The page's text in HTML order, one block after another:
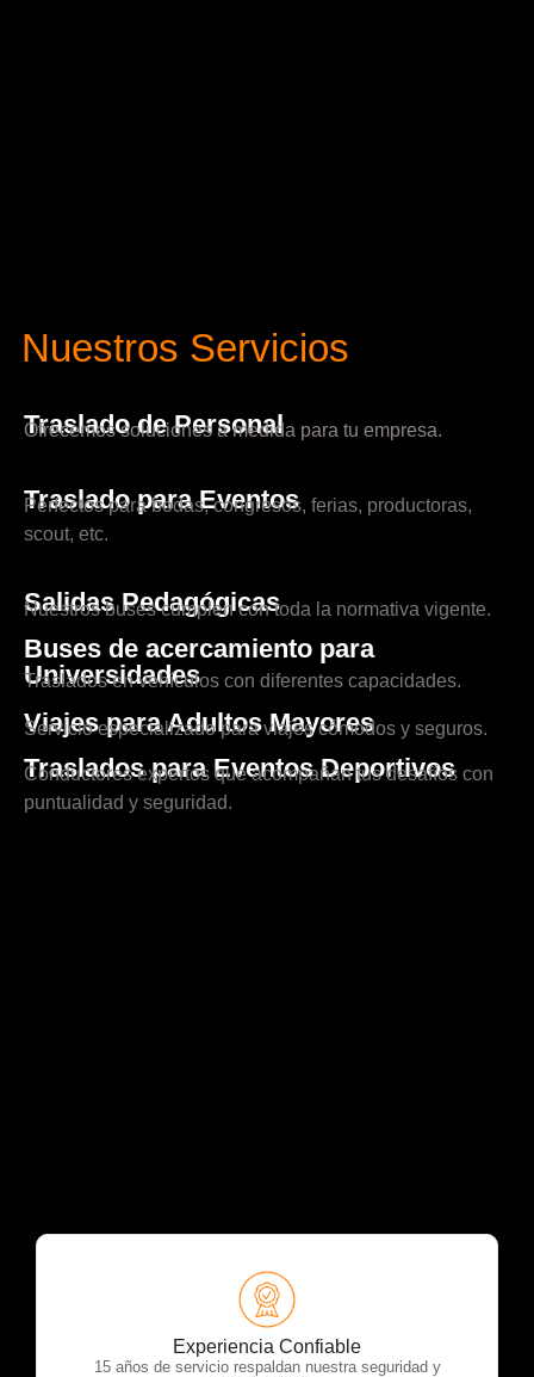
Nuestros Servicios
Traslado de Personal
Ofrecemos soluciones a medida para tu empresa.
Traslado para Eventos
Perfectos para bodas, congresos, ferias, productoras,
scout, etc.
Salidas Pedagógicas
Nuestros buses cumplen con toda la normativa vigente.
Buses de acercamiento para
Universidades
Traslados en vehículos con diferentes capacidades.
Viajes para Adultos Mayores
Servicio especializado para viajes cómodos y seguros.
Traslados para Eventos Deportivos
Conductores expertos que acompañan tus desafíos con
puntualidad y seguridad.
Experiencia Confiable
15 años de servicio respaldan nuestra seguridad y
OTP Servicios